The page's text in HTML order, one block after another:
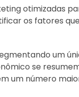
otimizadas
os fatores
um
se
um número